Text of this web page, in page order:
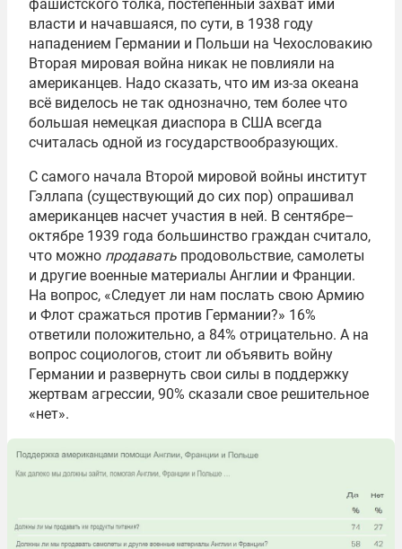
фашистского толка, постепенный захват ими
власти и начавшаяся, по сути, в 1938 году
нападением Германии и Польши на Чехословакию
Вторая мировая война никак не повлияли на
американцев. Надо сказать, что им из-за океана
всё виделось не так однозначно, тем более что
большая немецкая диаспора в США всегда
считалась одной из государствообразующих.
С самого начала Второй мировой войны институт
Гэллапа (существующий до сих пор) опрашивал
американцев насчет участия в ней. В сентябре–
октябре 1939 года большинство граждан считало,
что можно продавать продовольствие, самолеты
и другие военные материалы Англии и Франции.
На вопрос, «Следует ли нам послать свою Армию
и Флот сражаться против Германии?» 16%
ответили положительно, а 84% отрицательно. А на
вопрос социологов, стоит ли объявить войну
Германии и развернуть свои силы в поддержку
жертвам агрессии, 90% сказали свое решительное
«нет».